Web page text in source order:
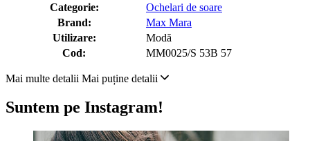
Categorie:
Ochelari de soare
Brand:
Max Mara
Utilizare:
Modă
Cod:
MM0025/S 53B 57
Mai multe detalii Mai puține detalii
Suntem pe Instagram!